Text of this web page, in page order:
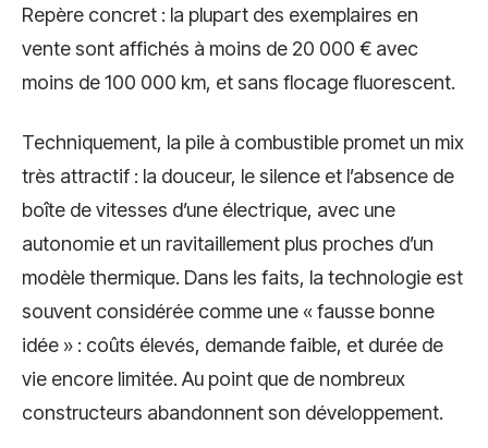
Repère concret : la plupart des exemplaires en
vente sont affichés à moins de 20 000 € avec
moins de 100 000 km, et sans flocage fluorescent.
Techniquement, la pile à combustible promet un mix
très attractif : la douceur, le silence et l’absence de
boîte de vitesses d’une électrique, avec une
autonomie et un ravitaillement plus proches d’un
modèle thermique. Dans les faits, la technologie est
souvent considérée comme une « fausse bonne
idée » : coûts élevés, demande faible, et durée de
vie encore limitée. Au point que de nombreux
constructeurs abandonnent son développement.